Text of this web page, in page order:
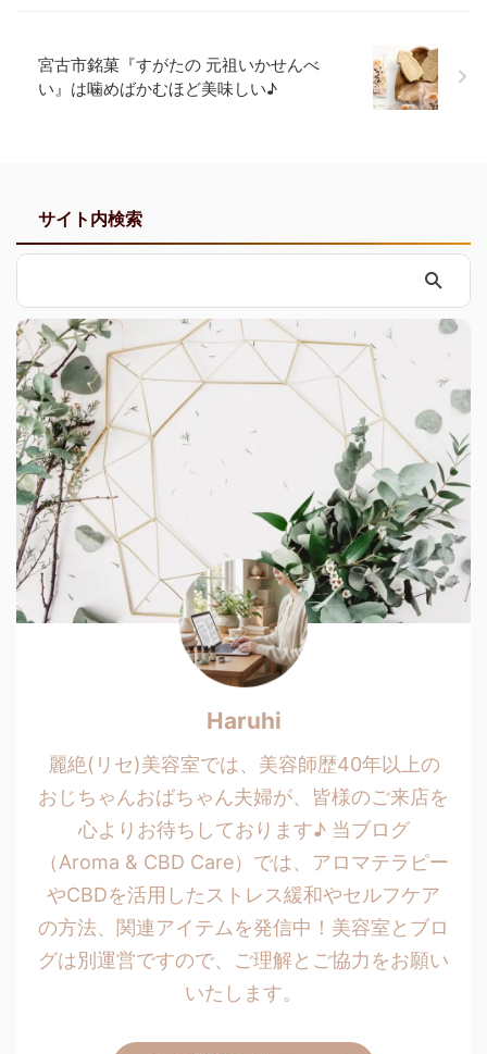
宮古市銘菓『すがたの 元祖いかせんべ
い』は噛めばかむほど美味しい♪
サイト内検索
Haruhi
麗絶(リセ)美容室では、美容師歴40年以上の
おじちゃんおばちゃん夫婦が、皆様のご来店を
心よりお待ちしております♪ 当ブログ
（Aroma & CBD Care）では、アロマテラピー
やCBDを活用したストレス緩和やセルフケア
の方法、関連アイテムを発信中！美容室とブロ
グは別運営ですので、ご理解とご協力をお願い
いたします。